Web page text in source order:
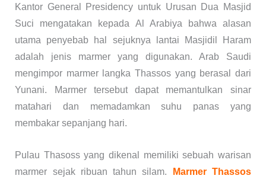
Kantor General Presidency untuk Urusan Dua Masjid
Suci mengatakan kepada Al Arabiya bahwa alasan
utama penyebab hal sejuknya lantai Masjidil Haram
adalah jenis marmer yang digunakan. Arab Saudi
mengimpor marmer langka Thassos yang berasal dari
Yunani. Marmer tersebut dapat memantulkan sinar
matahari dan memadamkan suhu panas yang
membakar sepanjang hari.
Pulau Thasoss yang dikenal memiliki sebuah warisan
marmer sejak ribuan tahun silam.
Marmer Thassos